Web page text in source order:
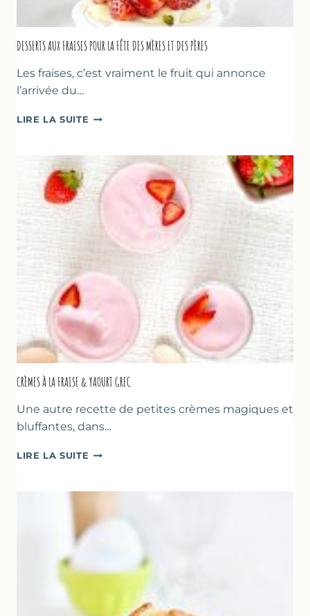
DESSERTS AUX FRAISES POUR LA FÊTE DES MÈRES ET DES PÈRES
Les fraises, c’est vraiment le fruit qui annonce
l’arrivée du…
LIRE LA SUITE DESSERTS
POUR
FÊTE
DES
CRÈMES À LA FRAISE & YAOURT GREC
Une autre recette de petites crèmes magiques et
bluffantes, dans…
LIRE LA SUITE CRÈMES
FRAISE
YAOURT
GREC